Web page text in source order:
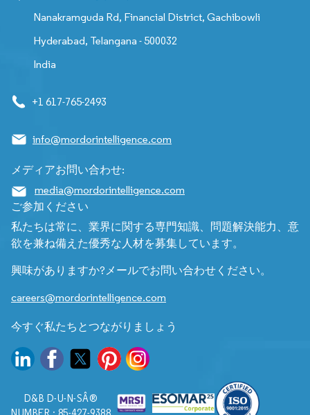
Nanakramguda Rd, Financial District, Gachibowli
Hyderabad, Telangana - 500032
India
+1 617-765-2493
info@mordorintelligence.com
メディアお問い合わせ:
media@mordorintelligence.com
ご参加ください
私たちは常に、業界に関する専門知識、問題解決能力、意
欲を兼ね備えた優秀な人材を募集しています。
興味がありますか?メールでお問い合わせください。
careers@mordorintelligence.com
今すぐ私たちとつながりましょう
D&B D-U-N-SÂ®